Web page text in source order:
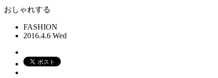
おしゃれする
FASHION
2016.4.6 Wed